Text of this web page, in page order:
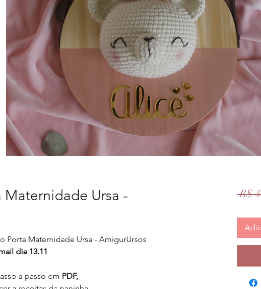
Maternidade Ursa -
Porta Maternidade Ursa - AmigurUrsos
dia 13.11
a passo em PDF,
R$